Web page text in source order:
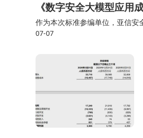
《数字安全大模型应用
作为本次标准参编单位，亚信安
短板，为 AI安全产业规范化发
07-07